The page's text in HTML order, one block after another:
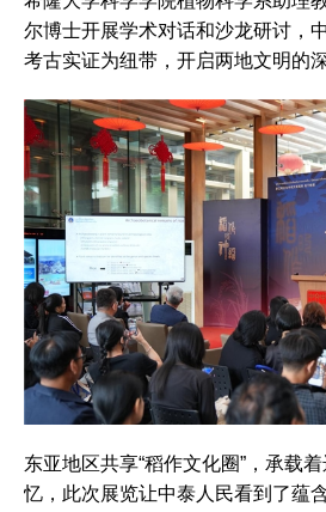
尔博士开展学术对话和沙龙研讨，
考古实证为纽带，开启两地文明的
东亚地区共享“稻作文化圈”，承载
忆，此次展览让中泰人民看到了蕴